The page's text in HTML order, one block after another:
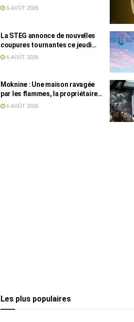
face au Djoliba AC
6 AOÛT 2026
La STEG annonce de nouvelles
coupures tournantes ce jeudi
dans plusieurs régions
6 AOÛT 2026
Moknine : Une maison ravagée
par les flammes, la propriétaire
accuse la STEG et la SONEDE
6 AOÛT 2026
Les plus populaires